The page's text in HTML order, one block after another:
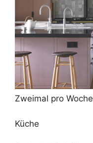
Zweimal pro Woche
Küche